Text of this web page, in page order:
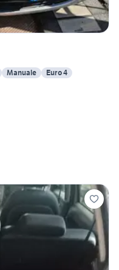
Manuale Euro 4